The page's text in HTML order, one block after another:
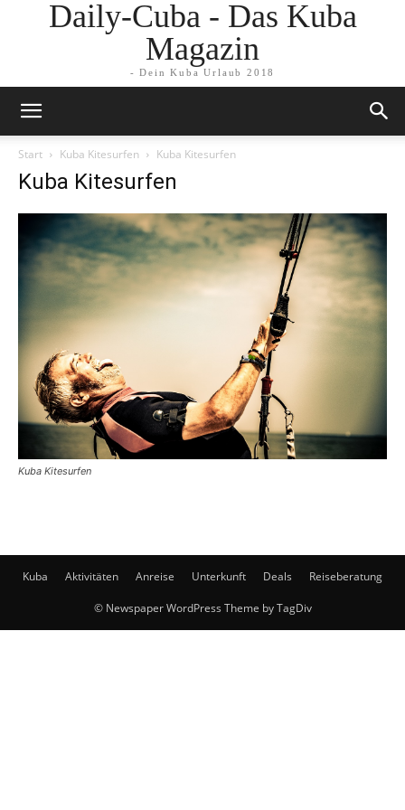
Daily-Cuba - Das Kuba
Magazin
- Dein Kuba Urlaub 2018
Start Kuba Kitesurfen Kuba Kitesurfen
Kuba Kitesurfen
Kuba Kitesurfen
Kuba Aktivitäten Anreise Unterkunft Deals Reiseberatung
© Newspaper WordPress Theme by TagDiv